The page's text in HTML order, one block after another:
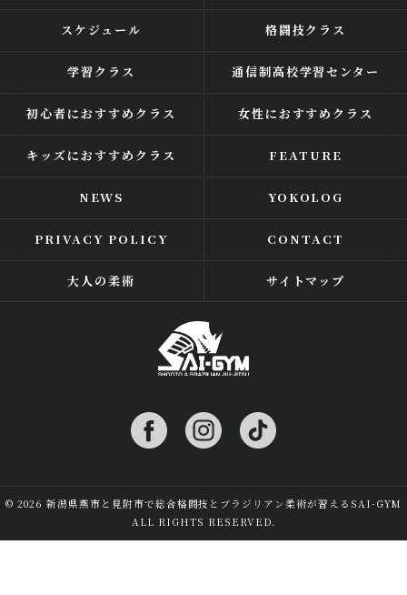
スケジュール 格闘技クラス
学習クラス 通信制高校学習センター
初心者におすすめクラス 女性におすすめクラス
キッズにおすすめクラス FEATURE
NEWS YOKOLOG
PRIVACY POLICY CONTACT
大人の柔術 サイトマップ
© 2026 新潟県燕市と見附市で総合格闘技とブラジリアン柔術が習えるSAI-GYM
ALL RIGHTS RESERVED.